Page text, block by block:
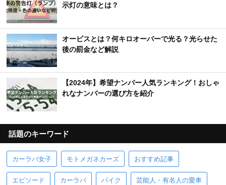
示灯の意味とは？
オービスとは？何キロオーバーで光る？光らせた
後の罰金など解説
【2024年】希望ナンバー人気ランキング！おしゃ
れなナンバーの選び方を紹介
話題のキーワード
カーラバ女子 モトメガネカーズ おすすめ記事
エピソード カーラバ バイク 芸能人・有名人の愛車